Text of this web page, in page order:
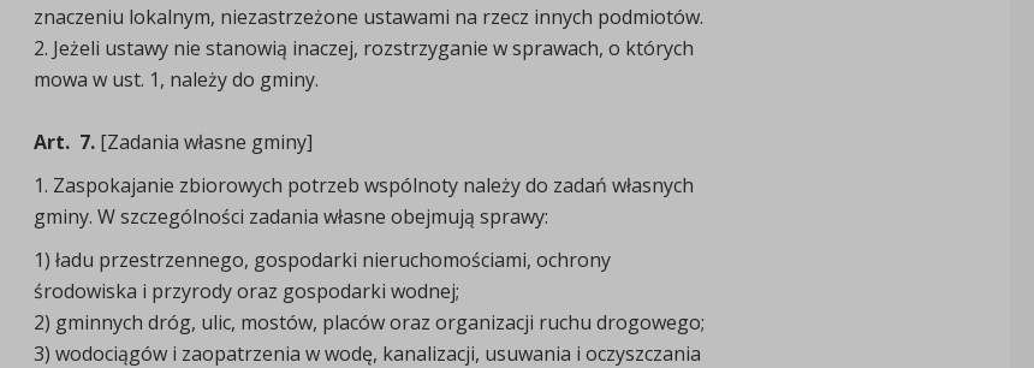
znaczeniu lokalnym, niezastrzeżone ustawami na rzecz innych podmiotów.
2. Jeżeli ustawy nie stanowią inaczej, rozstrzyganie w sprawach, o których
mowa w ust. 1, należy do gminy.
Art. 7.[Zadania własne gminy]
1. Zaspokajanie zbiorowych potrzeb wspólnoty należy do zadań własnych
gminy. W szczególności zadania własne obejmują sprawy:
1) ładu przestrzennego, gospodarki nieruchomościami, ochrony
środowiska i przyrody oraz gospodarki wodnej;
2) gminnych dróg, ulic, mostów, placów oraz organizacji ruchu drogowego;
3) wodociągów i zaopatrzenia w wodę, kanalizacji, usuwania i oczyszczania